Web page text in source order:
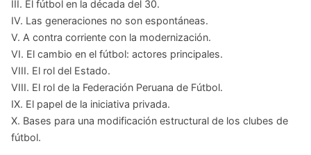
III. El fútbol en la década del 30.
IV. Las generaciones no son espontáneas.
V. A contra corriente con la modernización.
VI. El cambio en el fútbol: actores principales.
VIII. El rol del Estado.
VIII. El rol de la Federación Peruana de Fútbol.
IX. El papel de la iniciativa privada.
X. Bases para una modificación estructural de los clubes de
fútbol.